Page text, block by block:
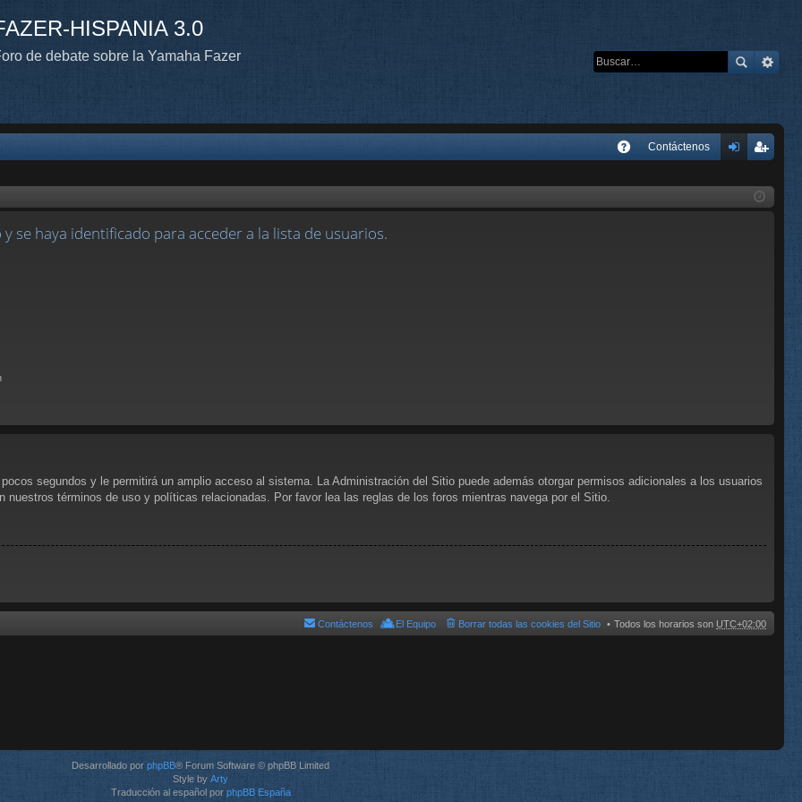
HISPANIA 3.0
de debate sobre la Yamaha Fazer
Contáctenos
ist
haya identificado para acceder a la lista de usuarios.
segundos y le permitirá un amplio acceso al sistema. La Administración del Sitio puede además otorgar permisos adicionales a los usuarios
términos de uso y políticas relacionadas. Por favor lea las reglas de los foros mientras navega por el Sitio.
Todos los horarios son UTC+02:00
Borrar todas las cookies del Sitio
El Equipo
Contáctenos
Desarrollado por phpBB® Forum Software © phpBB Limited
Style by Arty
Traducción al español por phpBB España